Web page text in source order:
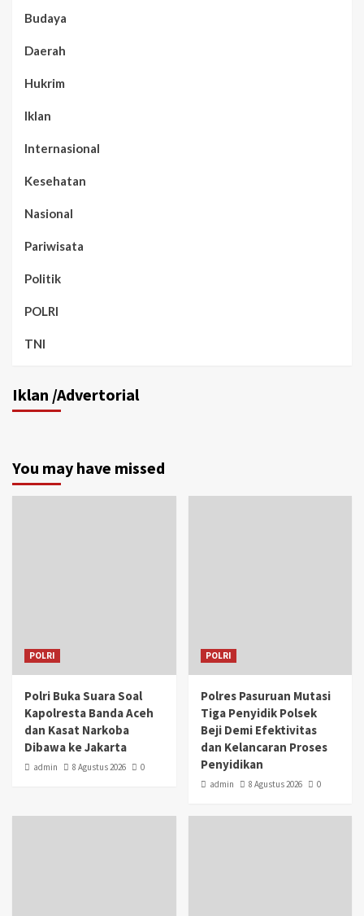
Budaya
Daerah
Hukrim
Iklan
Internasional
Kesehatan
Nasional
Pariwisata
Politik
POLRI
TNI
Iklan /Advertorial
You may have missed
POLRI
Polri Buka Suara Soal
Kapolresta Banda Aceh
dan Kasat Narkoba
Dibawa ke Jakarta
admin 8 Agustus 2026 0
POLRI
Polres Pasuruan Mutasi
Tiga Penyidik Polsek
Beji Demi Efektivitas
dan Kelancaran Proses
Penyidikan
admin 8 Agustus 2026 0